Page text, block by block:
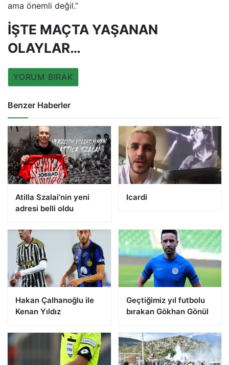
ama önemli değil.”
İŞTE MAÇTA YAŞANAN
OLAYLAR…
YORUM BIRAK
Benzer Haberler
Atilla Szalai’nin yeni
adresi belli oldu
Icardi
Hakan Çalhanoğlu ile
Kenan Yıldız
Geçtiğimiz yıl futbolu
bırakan Gökhan Gönül